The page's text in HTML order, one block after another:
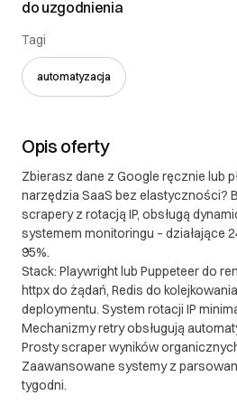
polskiego.
II. Gwarancja oraz reklamacje
Synergy udziela gwarancji na
przekazania produktu
obejmuje błędy w
które są niezgodne z
projektu. 1.3. Gwarancja nie
wynikających z
przez klienta lub osoby
spowodowanych zmianami
oprogramowanie jest
systemu operacyjnego,
W ramach gwarancji, Soft
do bezpłatnego usunięcia
do uzgodnienia
Tagi
automatyzacja
Opis oferty
Zbierasz dane z Google ręcznie lub
narzędzia SaaS bez elastyczności?
scrapery z rotacją IP, obsługą
systemem monitoringu – działające
95%.
Stack: Playwright lub Puppeteer do
httpx do żądań, Redis do
deploymentu. System rotacji IP
Mechanizmy retry obsługują
Prosty scraper wyników
Zaawansowane systemy z
tygodni.